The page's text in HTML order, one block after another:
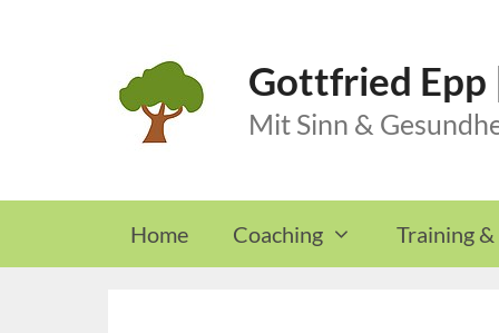
Gottfried Epp
Mit Sinn &
Home Coaching Training